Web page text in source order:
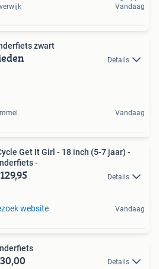
Vandaag
kinderfiets zwart
Details
Vandaag
Get It Girl - 18 inch (5-7 jaar) -
-
Details
website Vandaag
Details